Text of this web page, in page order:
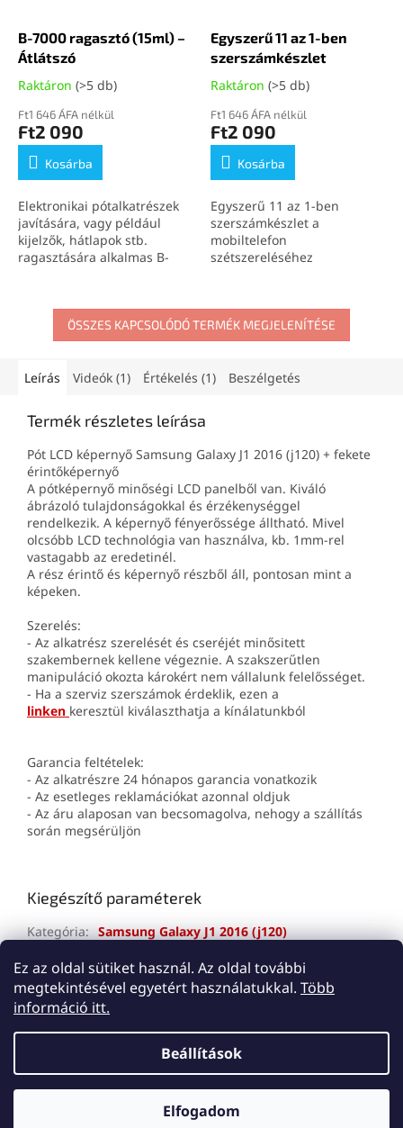
Ez az oldal sütiket használ. Az oldal további
megtekintésével egyetért használatukkal. Több
információ itt.
Beállítások
Elfogadom
B-7000 ragasztó (15ml) –
Átlátszó
Raktáron (>5 db)
Ft1 646 ÁFA nélkül
Ft2 090
Kosárba
Elektronikai pótalkatrészek
javítására, vagy például
kijelzők, hátlapok stb.
ragasztására alkalmas B-
Egyszerű 11 az 1-ben
szerszámkészlet
Raktáron (>5 db)
Ft1 646 ÁFA nélkül
Ft2 090
Kosárba
Egyszerű 11 az 1-ben
szerszámkészlet a
mobiltelefon
szétszereléséhez
ÖSSZES KAPCSOLÓDÓ TERMÉK MEGJELENÍTÉSE
Leírás Videók (1) Értékelés (1) Beszélgetés
Termék részletes leírása
Pót LCD képernyő Samsung Galaxy J1 2016 (j120) + fekete
érintőképernyő
A pótképernyő minőségi LCD panelből van. Kiváló
ábrázoló tulajdonságokkal és érzékenységgel
rendelkezik. A képernyő fényerőssége álltható. Mivel
olcsóbb LCD technológia van használva, kb. 1mm-rel
vastagabb az eredetinél.
A rész érintő és képernyő részből áll, pontosan mint a
képeken.
Szerelés:
- Az alkatrész szerelését és cseréjét minősitett
szakembernek kellene végeznie. A szakszerűtlen
manipuláció okozta károkért nem vállalunk felelősséget.
- Ha a szerviz szerszámok érdeklik, ezen a
linken keresztül kiválaszthatja a kínálatunkból
Garancia feltételek:
- Az alkatrészre 24 hónapos garancia vonatkozik
- Az esetleges reklamációkat azonnal oldjuk
- Az áru alaposan van becsomagolva, nehogy a szállítás
során megsérüljön
Kiegészítő paraméterek
Kategória: Samsung Galaxy J1 2016 (j120)
Copyright 2026Lemes. Minden jog fenntartva.Süti
beállítások szerkesztése